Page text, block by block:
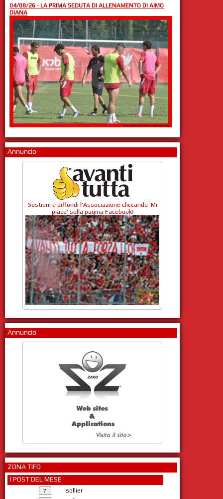
04/08/26- LA PRIMA SEDUTA DI ALLENAMENTO DI AIMO
DIANA
Annuncio
Sostieni e diffondi l'Associazione cliccando 'Mi
piace' sulla pagina Facebook!
Annuncio
ZONA TIFO
I POST DEL MESE
sollier